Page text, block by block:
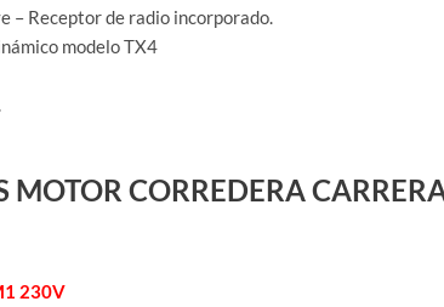
– Receptor de radio incorporado.
modelo TX4
MOTOR CORREDERA
230V